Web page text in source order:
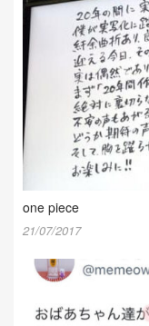
one piece
21/07/2017